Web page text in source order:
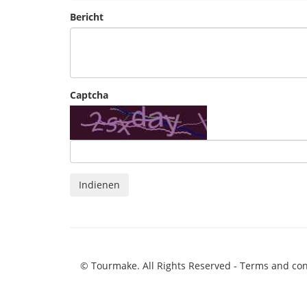
Bericht
Captcha
Indienen
© Tourmake. All Rights Reserved - Terms and